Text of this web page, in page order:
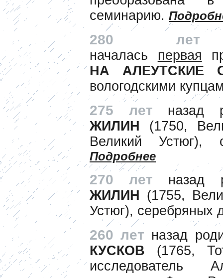
семинарию.
280 лет
началась первая
НА АЛЕУТСКИЕ
вологодскими
275 лет назад
ЖИЛИН (1750,
Великий Устюг),
Подробнее
270 лет назад
ЖИЛИН (1755,
Устюг), серебряных
260 лет назад
КУСКОВ (1765,
исследователь